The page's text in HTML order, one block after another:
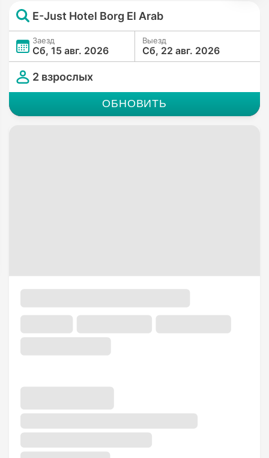
E-Just Hotel Borg El Arab
Заезд
Сб, 15 авг. 2026
Выезд
Сб, 22 авг. 2026
2 взрослых
ОБНОВИТЬ